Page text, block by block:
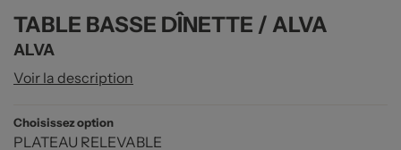
TABLE BASSE DÎNETTE / ALVA
ALVA
Voir la description
Choisissez option
PLATEAU RELEVABLE